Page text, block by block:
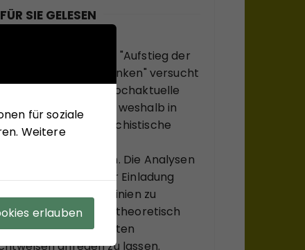
FÜR SIE GELESEN
seinem neuen Buch "Aufstieg der
Abstieg der Linken" versucht
Jürgen Arlt die hochaktuelle
zu beantworten, weshalb in
Ländern faschistische
haben. Die Analysen
Buches sollen einer Einladung
bekannte Diskurslinien zu
sich, systemtheoretisch
zu ungewohnten
anregen zu lassen.
für soziale
Weitere
erlauben